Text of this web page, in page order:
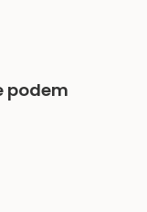
podem